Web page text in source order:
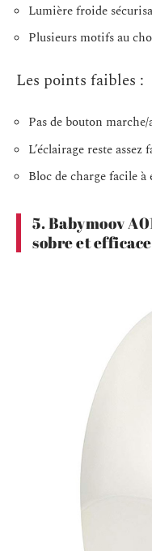
Lumière froide
Plusieurs motifs au
Les points faibles :
Pas de bouton
L’éclairage reste assez
Bloc de charge facile à
5. Babymoov
sobre et efficace